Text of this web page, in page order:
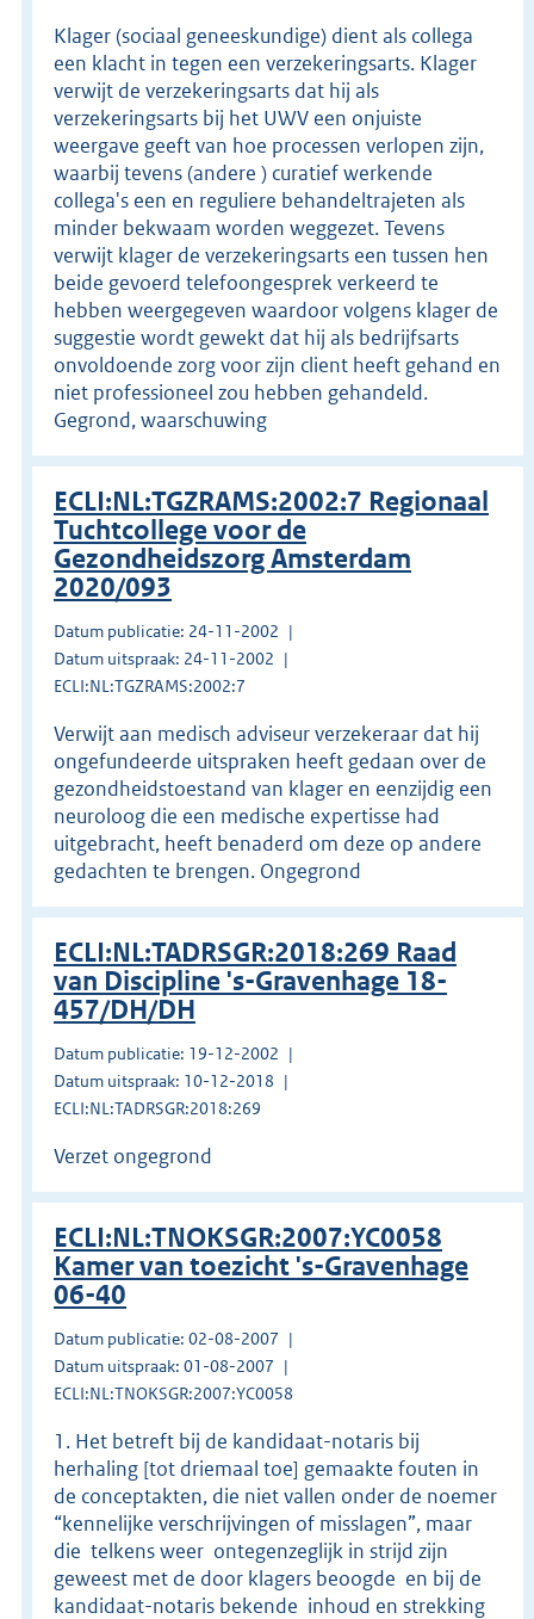
Klager (sociaal geneeskundige) dient als collega
een klacht in tegen een verzekeringsarts. Klager
verwijt de verzekeringsarts dat hij als
verzekeringsarts bij het UWV een onjuiste
weergave geeft van hoe processen verlopen zijn,
waarbij tevens (andere ) curatief werkende
collega's een en reguliere behandeltrajeten als
minder bekwaam worden weggezet. Tevens
verwijt klager de verzekeringsarts een tussen hen
beide gevoerd telefoongesprek verkeerd te
hebben weergegeven waardoor volgens klager de
suggestie wordt gewekt dat hij als bedrijfsarts
onvoldoende zorg voor zijn client heeft gehand en
niet professioneel zou hebben gehandeld.
Gegrond, waarschuwing
ECLI:NL:TGZRAMS:2002:7 Regionaal
Tuchtcollege voor de
Gezondheidszorg Amsterdam
2020/093
Datum publicatie: 24-11-2002
Datum uitspraak: 24-11-2002
ECLI:NL:TGZRAMS:2002:7
Verwijt aan medisch adviseur verzekeraar dat hij
ongefundeerde uitspraken heeft gedaan over de
gezondheidstoestand van klager en eenzijdig een
neuroloog die een medische expertisse had
uitgebracht, heeft benaderd om deze op andere
gedachten te brengen. Ongegrond
ECLI:NL:TADRSGR:2018:269 Raad
van Discipline 's-Gravenhage 18-
457/DH/DH
Datum publicatie: 19-12-2002
Datum uitspraak: 10-12-2018
ECLI:NL:TADRSGR:2018:269
Verzet ongegrond
ECLI:NL:TNOKSGR:2007:YC0058
Kamer van toezicht 's-Gravenhage
06-40
Datum publicatie: 02-08-2007
Datum uitspraak: 01-08-2007
ECLI:NL:TNOKSGR:2007:YC0058
1. Het betreft bij de kandidaat-notaris bij
herhaling [tot driemaal toe] gemaakte fouten in
de conceptakten, die niet vallen onder de noemer
“kennelijke verschrijvingen of misslagen”, maar
die ­ telkens weer ­ ontegenzeglijk in strijd zijn
geweest met de door klagers beoogde ­ en bij de
kandidaat-notaris bekende ­ inhoud en strekking